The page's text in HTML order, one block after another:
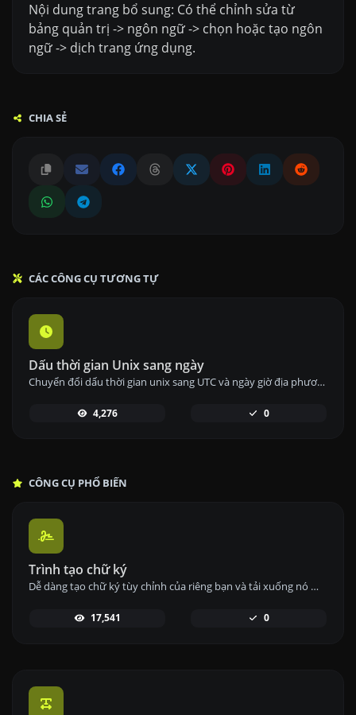
Nội dung trang bổ sung: Có thể chỉnh sửa từ
bảng quản trị -> ngôn ngữ -> chọn hoặc tạo ngôn
ngữ -> dịch trang ứng dụng.
CHIA SẺ
CÁC CÔNG CỤ TƯƠNG TỰ
Dấu thời gian Unix sang ngày
Chuyển đổi dấu thời gian unix sang UTC và ngày giờ địa phương của bạn.
4,276 0
CÔNG CỤ PHỔ BIẾN
Trình tạo chữ ký
Dễ dàng tạo chữ ký tùy chỉnh của riêng bạn và tải xuống nó một cách dễ dàng.
17,541 0